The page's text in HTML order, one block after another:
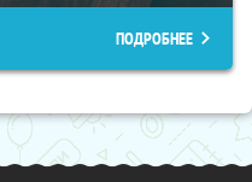
ПОДРОБНЕЕ